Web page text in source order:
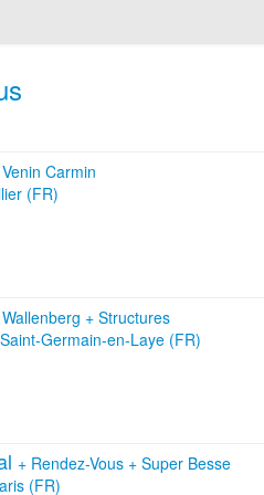
Venin Carmin
(FR)
Wallenberg + Structures
Germain-en-Laye (FR)
+ Rendez-Vous + Super Besse
(FR)